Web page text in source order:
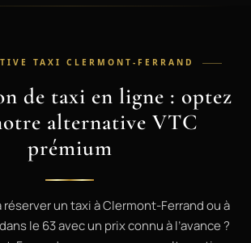
TAXI CLERMONT-FERRAND
de taxi en ligne : optez
alternative VTC
prémium
réserver un taxi à Clermont-Ferrand ou à
le 63 avec un prix connu à l’avance ?